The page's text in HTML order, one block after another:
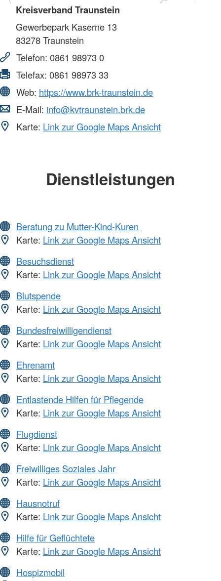
Kreisverband Traunstein
Gewerbepark Kaserne 13
83278Traunstein
Telefon: 0861 98973 0
Telefax: 0861 98973 33
Web: https://www.brk-traunstein.de
E-Mail: info@kvtraunstein.brk.de
Karte: Link zur Google Maps Ansicht
Dienstleistungen
Beratung zu Mutter-Kind-Kuren
Karte: Link zur Google Maps Ansicht
Besuchsdienst
Karte: Link zur Google Maps Ansicht
Blutspende
Karte: Link zur Google Maps Ansicht
Bundesfreiwilligendienst
Karte: Link zur Google Maps Ansicht
Ehrenamt
Karte: Link zur Google Maps Ansicht
Entlastende Hilfen für Pflegende
Karte: Link zur Google Maps Ansicht
Flugdienst
Karte: Link zur Google Maps Ansicht
Freiwilliges Soziales Jahr
Karte: Link zur Google Maps Ansicht
Hausnotruf
Karte: Link zur Google Maps Ansicht
Hilfe für Geflüchtete
Karte: Link zur Google Maps Ansicht
Hospizmobil